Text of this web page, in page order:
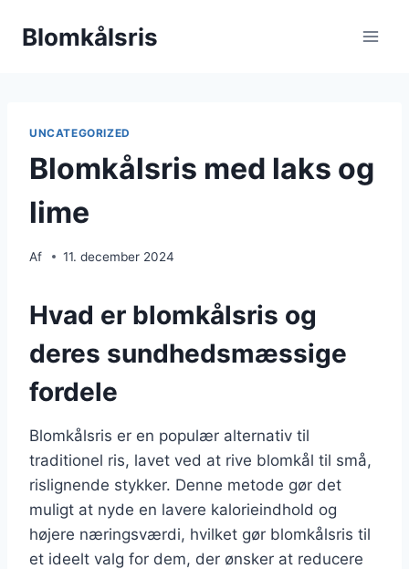
Blomkålsris
UNCATEGORIZED
Blomkålsris med laks og
lime
Af 11. december 2024
Hvad er blomkålsris og
deres sundhedsmæssige
fordele
Blomkålsris er en populær alternativ til
traditionel ris, lavet ved at rive blomkål til små,
rislignende stykker. Denne metode gør det
muligt at nyde en lavere kalorieindhold og
højere næringsværdi, hvilket gør blomkålsris til
et ideelt valg for dem, der ønsker at reducere